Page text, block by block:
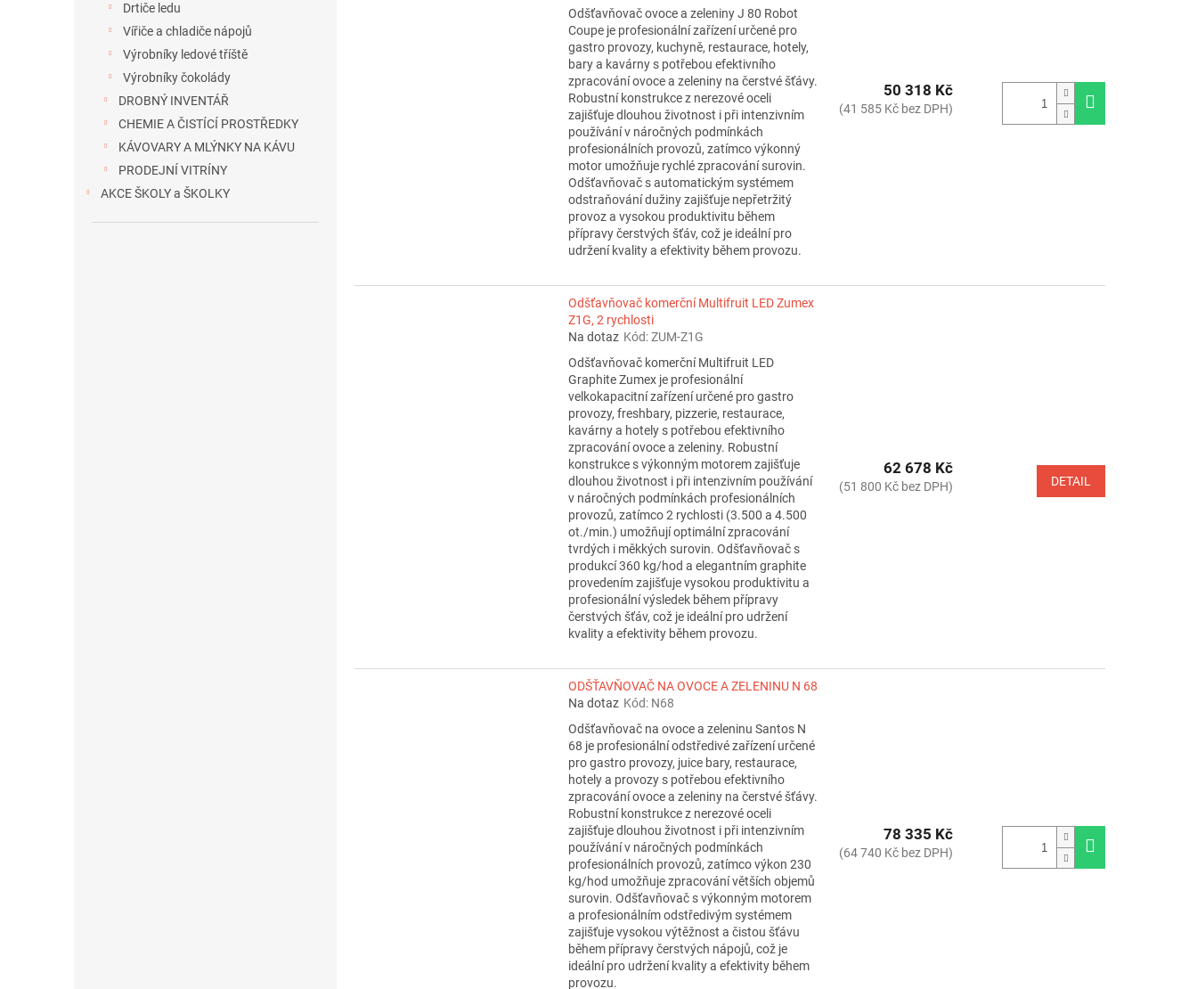
Drtiče ledu
Vířiče a chladiče nápojů
Výrobníky ledové tříště
Výrobníky čokolády
DROBNÝ INVENTÁŘ
CHEMIE A ČISTÍCÍ PROSTŘEDKY
KÁVOVARY A MLÝNKY NA KÁVU
PRODEJNÍ VITRÍNY
AKCE ŠKOLY a ŠKOLKY
je
5,0
z
5
hvězdiček.
Odšťavňovač ovoce a zeleniny J 80 Robot
Coupe je profesionální zařízení určené pro
gastro provozy, kuchyně, restaurace, hotely,
bary a kavárny s potřebou efektivního
zpracování ovoce a zeleniny na čerstvé šťávy.
Robustní konstrukce z nerezové oceli
zajišťuje dlouhou životnost i při intenzivním
používání v náročných podmínkách
profesionálních provozů, zatímco výkonný
motor umožňuje rychlé zpracování surovin.
Odšťavňovač s automatickým systémem
odstraňování dužiny zajišťuje nepřetržitý
provoz a vysokou produktivitu během
přípravy čerstvých šťáv, což je ideální pro
udržení kvality a efektivity během provozu.
50 318 Kč
(41 585 Kč bez DPH)
Odšťavňovač komerční Multifruit LED Zumex
Z1G, 2 rychlosti
Na dotaz Kód:ZUM-Z1G
Odšťavňovač komerční Multifruit LED
Graphite Zumex je profesionální
velkokapacitní zařízení určené pro gastro
provozy, freshbary, pizzerie, restaurace,
kavárny a hotely s potřebou efektivního
zpracování ovoce a zeleniny. Robustní
konstrukce s výkonným motorem zajišťuje
dlouhou životnost i při intenzivním používání
v náročných podmínkách profesionálních
provozů, zatímco 2 rychlosti (3.500 a 4.500
ot./min.) umožňují optimální zpracování
tvrdých i měkkých surovin. Odšťavňovač s
produkcí 360 kg/hod a elegantním graphite
provedením zajišťuje vysokou produktivitu a
profesionální výsledek během přípravy
čerstvých šťáv, což je ideální pro udržení
kvality a efektivity během provozu.
62 678 Kč
(51 800 Kč bez DPH) DETAIL
ODŠŤAVŇOVAČ NA OVOCE A ZELENINU N 68
Na dotaz Kód: N68
Odšťavňovač na ovoce a zeleninu Santos N
68 je profesionální odstředivé zařízení určené
pro gastro provozy, juice bary, restaurace,
hotely a provozy s potřebou efektivního
zpracování ovoce a zeleniny na čerstvé šťávy.
Robustní konstrukce z nerezové oceli
zajišťuje dlouhou životnost i při intenzivním
používání v náročných podmínkách
profesionálních provozů, zatímco výkon 230
kg/hod umožňuje zpracování větších objemů
surovin. Odšťavňovač s výkonným motorem
a profesionálním odstředivým systémem
zajišťuje vysokou výtěžnost a čistou šťávu
během přípravy čerstvých nápojů, což je
ideální pro udržení kvality a efektivity během
provozu.
78 335 Kč
(64 740 Kč bez DPH)